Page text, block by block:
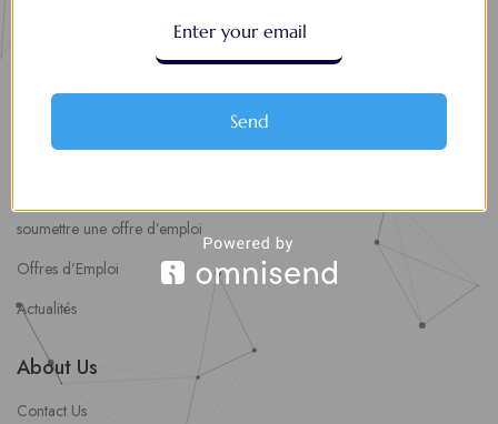
8 Décisions Importantes Pour Ne Pas Vivre Avec Des Regrets
Espace Employeurs
Parcourirs les employeurs
soumettre une offre d’emploi
Offres d’Emploi
Actualités
About Us
Contact Us
Send